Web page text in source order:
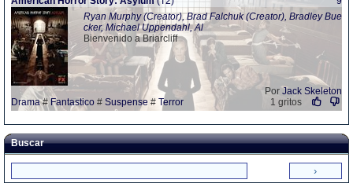
Ryan Murphy (Creator), Brad Falchuk (Creator), Bradley Bue
cker, Michael Uppendahl, Al
Bienvenido a Briarcliff
Por Jack Skeleton
Drama# Fantastico # Suspense # Terror 1 gritos
Buscar